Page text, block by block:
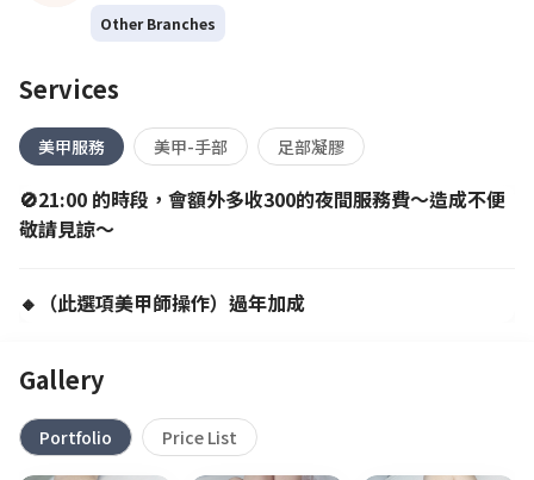
Other Branches
Services
美甲服務 美甲-手部 足部凝膠
🚫21:00 的時段，會額外多收300的夜間服務費～造成不便
敬請見諒～
🔸（此選項美甲師操作）過年加成
Gallery
Portfolio Price List